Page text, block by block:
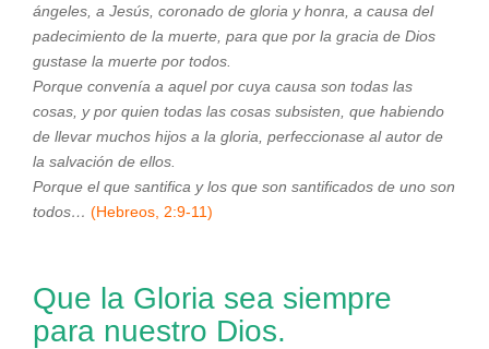
ángeles, a Jesús, coronado de gloria y honra, a causa del
padecimiento de la muerte, para que por la gracia de Dios
gustase la muerte por todos.
Porque convenía a aquel por cuya causa son todas las
cosas, y por quien todas las cosas subsisten, que habiendo
de llevar muchos hijos a la gloria, perfeccionase al autor de
la salvación de ellos.
Porque el que santifica y los que son santificados de uno son
todos… (Hebreos, 2:9-11)
Que la Gloria sea siempre
para nuestro Dios.